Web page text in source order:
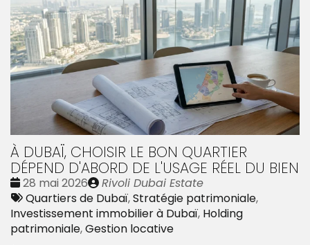
À DUBAÏ, CHOISIR LE BON QUARTIER
DÉPEND D'ABORD DE L'USAGE RÉEL DU BIEN
Date
:
28 mai 2026
Publié
par
Rivoli Dubai Estate
Tags
:
Quartiers de Dubaï,Stratégie patrimoniale,
Investissement immobilier à Dubaï, Holding
patrimoniale,Gestion locative